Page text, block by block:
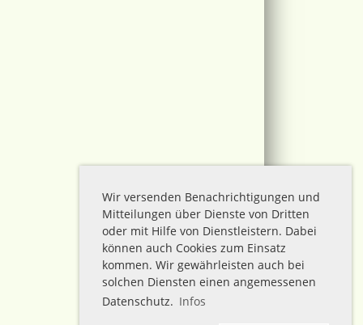
Wir versenden Benachrichtigungen und
Mitteilungen über Dienste von Dritten
oder mit Hilfe von Dienstleistern. Dabei
können auch Cookies zum Einsatz
kommen. Wir gewährleisten auch bei
solchen Diensten einen angemessenen
Datenschutz. Infos